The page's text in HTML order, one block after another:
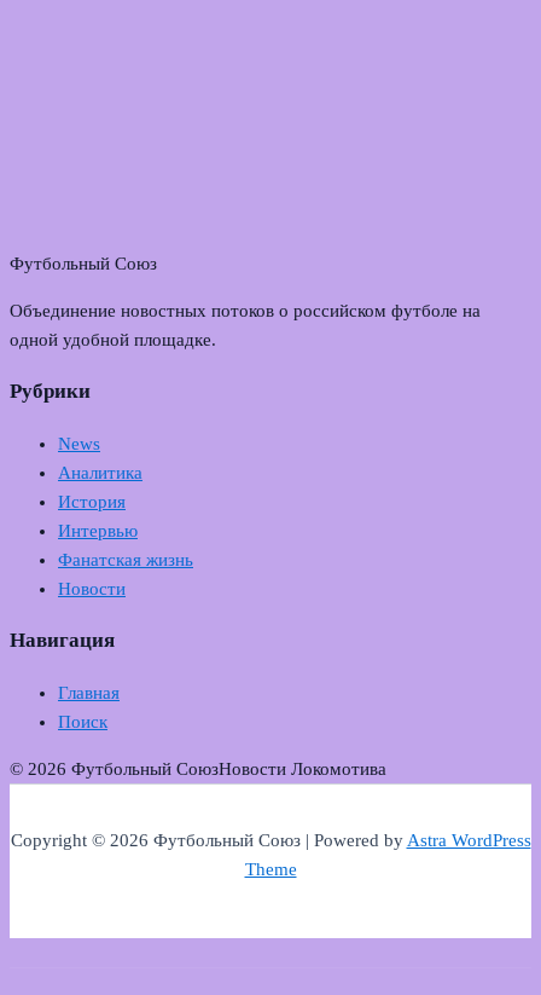
Футбольный Союз
Объединение новостных потоков о российском футболе на
одной удобной площадке.
Рубрики
News
Аналитика
История
Интервью
Фанатская жизнь
Новости
Навигация
Главная
Поиск
© 2026 Футбольный СоюзНовости Локомотива
Copyright © 2026 Футбольный Союз | Powered byAstra WordPress
Theme